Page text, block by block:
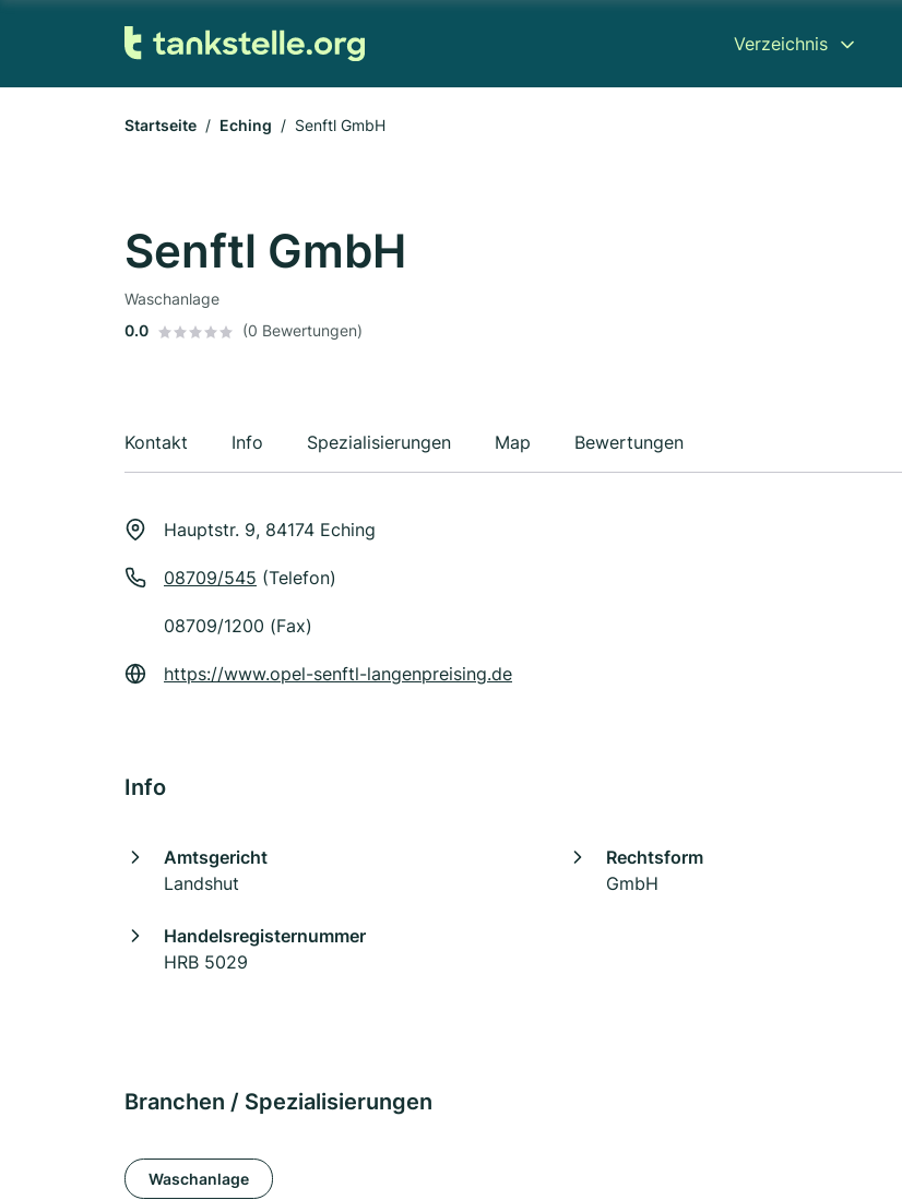
Verzeichnis
Startseite Eching Senftl GmbH
Senftl GmbH
Waschanlage
0.0
(0 Bewertungen)
Kontakt Info Spezialisierungen Map Bewertungen
Hauptstr. 9, 84174 Eching
08709/545 (Telefon)
08709/1200 (Fax)
https://www.opel-senftl-langenpreising.de
Info
Amtsgericht
Landshut
Rechtsform
GmbH
Handelsregisternummer
HRB 5029
Branchen / Spezialisierungen
Waschanlage